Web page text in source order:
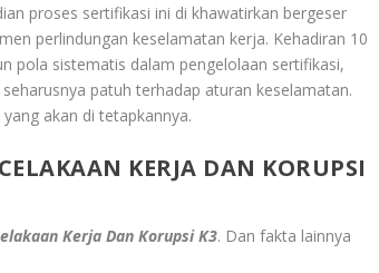
proses sertifikasi ini di khawatirkan bergeser
perlindungan keselamatan kerja. Kehadiran 10
pola sistematis dalam pengelolaan sertifikasi,
patuh terhadap aturan keselamatan.
akan di tetapkannya.
KERJA DAN KORUPSI
Kerja Dan Korupsi K3. Dan fakta lainnya